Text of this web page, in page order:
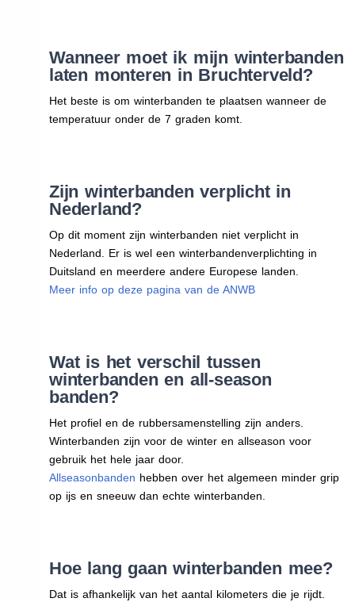
Wanneer moet ik mijn winterbanden
laten monteren in Bruchterveld?
Het beste is om winterbanden te plaatsen wanneer de
temperatuur onder de 7 graden komt.
Zijn winterbanden verplicht in
Nederland?
Op dit moment zijn winterbanden niet verplicht in
Nederland. Er is wel een winterbandenverplichting in
Duitsland en meerdere andere Europese landen.
Meer info op deze pagina van de ANWB
Wat is het verschil tussen
winterbanden en all-season
banden?
Het profiel en de rubbersamenstelling zijn anders.
Winterbanden zijn voor de winter en allseason voor
gebruik het hele jaar door.
Allseasonbanden hebben over het algemeen minder grip
op ijs en sneeuw dan echte winterbanden.
Hoe lang gaan winterbanden mee?
Dat is afhankelijk van het aantal kilometers die je rijdt.